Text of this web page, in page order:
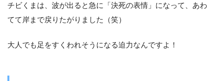
チビくまは、波が出ると急に「決死の表情」になって、あわ
てて岸まで戻りたがりました（笑）
大人でも足をすくわれそうになる迫力なんですよ！